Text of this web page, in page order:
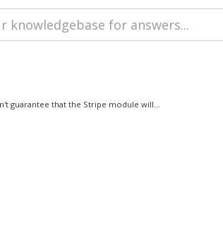
guarantee that the Stripe module will...